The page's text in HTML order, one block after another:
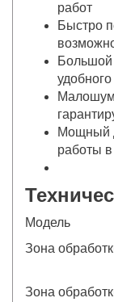
работ
Быстро
Большой
Мощный
работы
Модель
Зона
Зона